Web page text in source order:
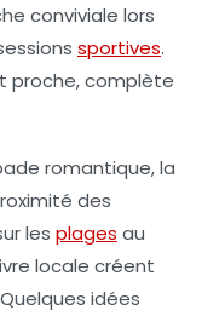
conviviale lors
sportives.
proche, complète
romantique, la
des
les plages au
locale créent
idées